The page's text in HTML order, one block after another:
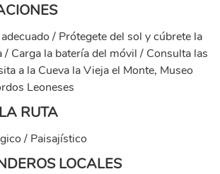
/ Prótegete del sol y cúbrete la
Carga la batería del móvil / Consulta las
a la Cueva la Vieja el Monte, Museo
Leoneses
RUTA
/ Paisajístico
LOCALES